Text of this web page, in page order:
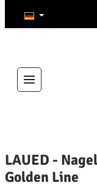
Zum Hauptinhalt
LAUED -
Golden Line